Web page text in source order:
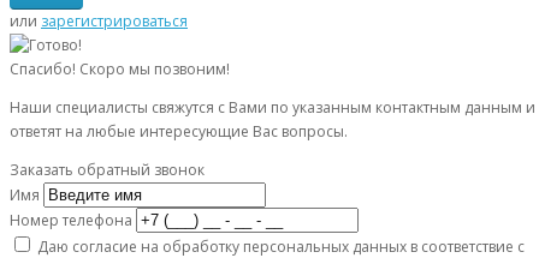
или зарегистрироваться
Спасибо! Скоро мы позвоним!
Наши специалисты свяжутся с Вами по указанным контактным данным и
ответят на любые интересующие Вас вопросы.
Заказать обратный звонок
Имя
Номер телефона
Даю согласие на обработку персональных данных в соответствие с